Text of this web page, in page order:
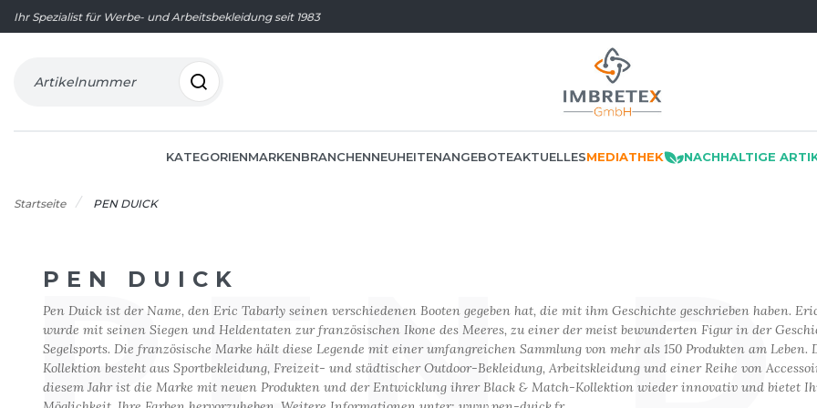
Ihr Spezialist für Werbe- und Arbeitsbekleidung seit 1983
Artikelnummer
KATEGORIEN
SCHOOLWEAR
MADE IN EUROPE
60°C
ACCESSOIRES
ANZÜGE
FLEECEJACKE
FROTTIERWÄSCHE
GASTRO/MEDIZIN/BEAUTY
HAUSWÄSCHE
MÜTZEN
NO LABEL / TEAR AWAY
POLOSHIRT
PULLOVER
MARKEN
ARMOR LUX
ATLANTIS HEADWEAR
B
FRUIT OF THE LOOM
FRUIT OF THE LOOM VINTAGE
G
GILDAN
MANTIS
MUMBLES
N
NEUTRAL
BRANCHEN
AGRAR- UND
ERNÄHRUNGSWIRTSCHAFT
BEAUTY
BERUFE AUF DEM MEER
CORPORATE
GASTRONOMIE
GESUNDHEIT
HANDHABUNG
HEIMWERKER
KLEMPNER
KOMMUNIKATION
LOGISTIK
MALEREI
NEUHEITENANGEBOTE
AKTUELLE ANGEBOTE ANGEBOTE RESTPOSTEN MUSTERKITS
AKTUELLESMEDIATHEK NACHHALTIGE
Startseite PEN DUICK
PEN DUICK
PEN
Pen Duick ist der Name, den Eric Tabarly seinen verschiedenen Booten gegeben hat, die mit ihm Geschichte geschrieben haben.
wurde mit seinen Siegen und Heldentaten zur französischen Ikone des Meeres, zu einer der meist bewunderten Figur in der
Segelsports. Die französische Marke hält diese Legende mit einer umfangreichen Sammlung von mehr als 150 Produkten am Leben.
Kollektion besteht aus Sportbekleidung, Freizeit- und städtischer Outdoor-Bekleidung, Arbeitskleidung und einer Reihe von
diesem Jahr ist die Marke mit neuen Produkten und der Entwicklung ihrer Black & Match-Kollektion wieder innovativ und bietet